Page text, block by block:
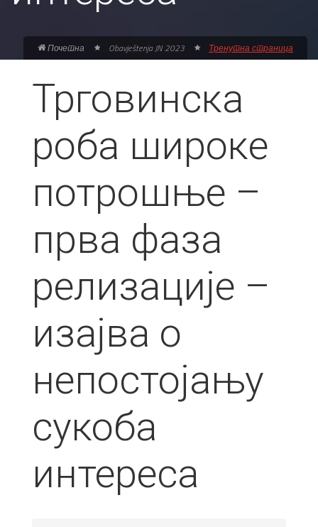
Почетна Obavještenja JN 2023 Тренутна страница
Трговинска
роба широке
потрошње –
прва фаза
релизације –
изајва о
непостојању
сукоба
интереса